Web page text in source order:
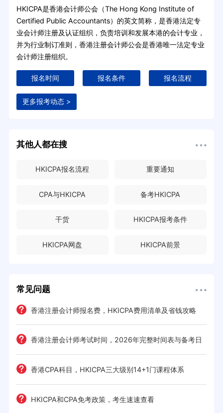
HKICPA是香港会计师公会（The Hong Kong Institute of
Certified Public Accountants）的英文简称，是香港法定专
业会计师注册及认证组织，负责培训和发展本港的会计专业，
并为行业制订准则，香港注册会计师公会是香港唯一法定专业
会计师注册组织。
报名时间 报名条件 报名流程
更多报考动态 >
其他人都在搜
HKICPA报名流程 重要通知
CPA与HKICPA 备考HKICPA
干货 HKICPA报考条件
HKICPA网盘 HKICPA前景
常见问题
香港注册会计师报名费，HKICPA费用清单及省钱攻略
香港注册会计师考试时间，2026年完整时间表与备考日
历 香港CPA科目，HKICPA三大级别14+1门课程体系
HKICPA和CPA免考政策，考生速速查看